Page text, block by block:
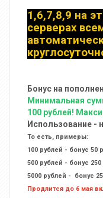
1,6,7,8,9 на
серверах
Бонус на
Минимальная
100 рублей!
Использование -
То есть, примеры:
100 рублей - бонус 50
500 рублей - бонус
5000 рублей - бонус
Продлится до 6 мая